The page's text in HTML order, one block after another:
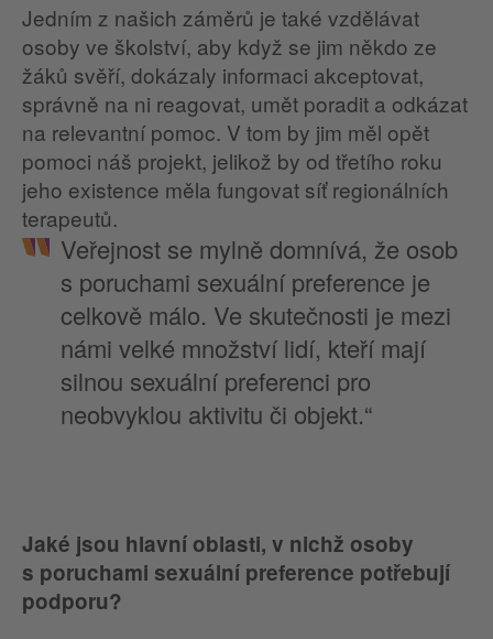
Jedním z našich záměrů je také vzdělávat
osoby ve školství, aby když se jim někdo ze
žáků svěří, dokázaly informaci akceptovat,
správně na ni reagovat, umět poradit a odkázat
na relevantní pomoc. V tom by jim měl opět
pomoci náš projekt, jelikož by od třetího roku
jeho existence měla fungovat síť regionálních
terapeutů.
Veřejnost se mylně domnívá, že osob
s poruchami sexuální preference je
celkově málo. Ve skutečnosti je mezi
námi velké množství lidí, kteří mají
silnou sexuální preferenci pro
neobvyklou aktivitu či objekt.“
Jaké jsou hlavní oblasti, v nichž osoby
s poruchami sexuální preference potřebují
podporu?